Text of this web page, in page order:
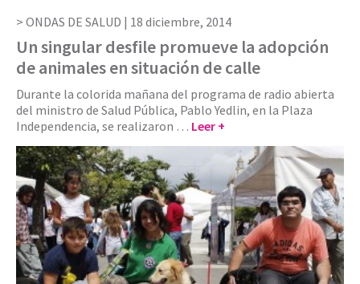
ONDAS DE SALUD | 18 diciembre, 2014
Un singular desfile promueve la adopción
de animales en situación de calle
Durante la colorida mañana del programa de radio abierta
del ministro de Salud Pública, Pablo Yedlin, en la Plaza
Independencia, se realizaron … Leer +